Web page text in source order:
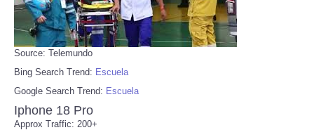
Source: Telemundo
Bing Search Trend: Escuela
Google Search Trend: Escuela
Iphone 18 Pro
Approx Traffic: 200+